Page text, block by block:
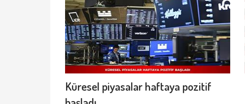
Küresel piyasalar haftaya pozitif